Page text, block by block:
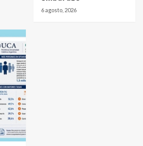
6 agosto, 2026